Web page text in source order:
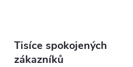
Tisíce spokojených
zákazníků